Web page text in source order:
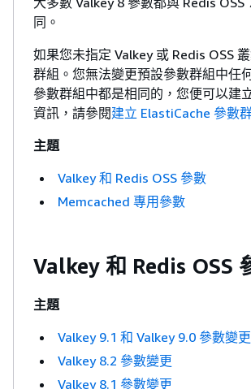
同。
如果您未指定 Valkey 或 Redis OSS
群組。您無法變更預設參數群組中任
參數群組中都是相同的，您便可以建
資訊，請參閱建立 ElastiCache 參數
主題
Valkey 和 Redis OSS 參數
Memcached 專用參數
Valkey 和 Redis OSS
主題
Valkey 9.1 和 Valkey 9.0 參數變更
Valkey 8.2 參數變更
Valkey 8.1 參數變更